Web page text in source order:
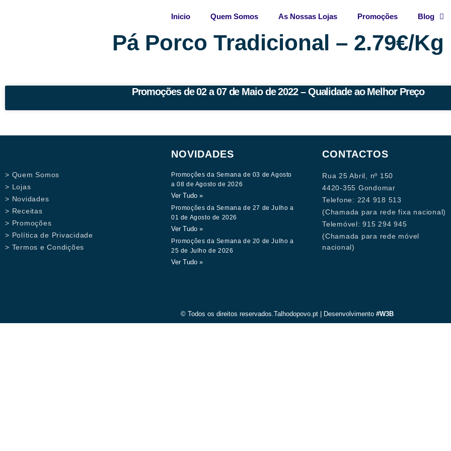
Inicio Quem Somos As Nossas Lojas Promoções Blog
Pá Porco Tradicional – 2.79€/Kg
Promoções de 02 a 07 de Maio de 2022 – Qualidade ao Melhor Preço
> Quem Somos
> Lojas
> Novidades
> Receitas
> Promoções
> Política de Privacidade
> Termos e Condições
NOVIDADES
Promoções da Semana de 03 de Agosto
a 08 de Agosto de 2026
Ver Tudo »
Promoções da Semana de 27 de Julho a
01 de Agosto de 2026
Ver Tudo »
Promoções da Semana de 20 de Julho a
25 de Julho de 2026
Ver Tudo »
CONTACTOS
Rua 25 Abril, nº 150
4420-355 Gondomar
Telefone: 224 918 513
(Chamada para rede fixa nacional)
Telemóvel: 915 294 945
(Chamada para rede móvel
nacional)
© Todos os direitos reservados.Talhodopovo.pt | Desenvolvimento #W3B